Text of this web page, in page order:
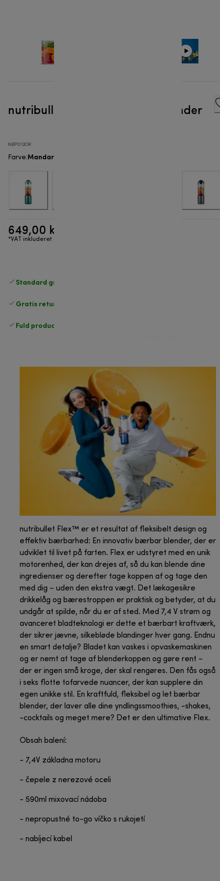
nutribullet Flex™ - Portable Blender
NBP013OR
Farve:Mandarinorange
649,00 kr.
*VAT inkluderet
Standard gratis levering
Gratis returneringer
Fuld producentgaranti
nutribullet Flex™ er et resultat af fleksibelt design og
effektiv bærbarhed: En innovativ bærbar blender, der er
udviklet til livet på farten. Flex er udstyret med en unik
motorenhed, der kan drejes af, så du kan blende dine
ingredienser og derefter tage koppen af og tage den
med dig – uden den ekstra vægt. Det lækagesikre
drikkelåg og bærestroppen er praktisk og betyder, at du
undgår at spilde, når du er af sted. Med 7,4 V strøm og
avanceret bladteknologi er dette et bærbart kraftværk,
der sikrer jævne, silkebløde blandinger hver gang. Endnu
en smart detalje? Bladet kan vaskes i opvaskemaskinen
og er nemt at tage af blenderkoppen og gøre rent –
der er ingen små kroge, der skal rengøres. Den fås også
i seks flotte tofarvede nuancer, der kan supplere din
egen unikke stil. En kraftfuld, fleksibel og let bærbar
blender, der laver alle dine yndlingssmoothies, -shakes,
-cocktails og meget mere? Det er den ultimative Flex.
Obsah balení:
- 7,4V základna motoru
- čepele z nerezové oceli
- 590ml mixovací nádoba
- nepropustné to-go víčko s rukojetí
- nabíjecí kabel